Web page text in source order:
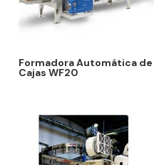
Formadora Automática de
Cajas WF20